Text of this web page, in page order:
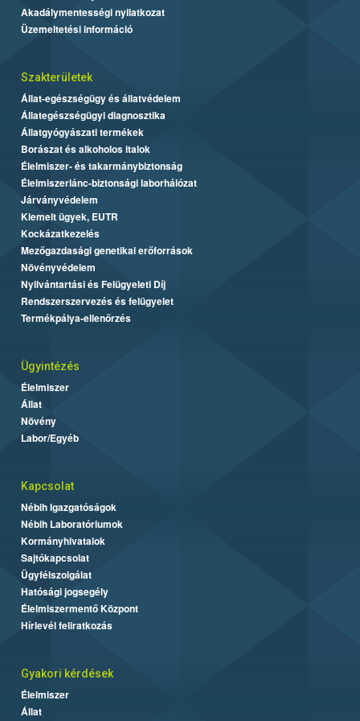
Akadálymentességi nyilatkozat
Üzemeltetési információ
Szakterületek
Állat-egészségügy és állatvédelem
Állategészségügyi diagnosztika
Állatgyógyászati termékek
Borászat és alkoholos italok
Élelmiszer- és takarmánybiztonság
Élelmiszerlánc-biztonsági laborhálózat
Járványvédelem
Kiemelt ügyek, EUTR
Kockázatkezelés
Mezőgazdasági genetikai erőforrások
Növényvédelem
Nyilvántartási és Felügyeleti Díj
Rendszerszervezés és felügyelet
Termékpálya-ellenőrzés
Ügyintézés
Élelmiszer
Állat
Növény
Labor/Egyéb
Kapcsolat
Nébih Igazgatóságok
Nébih Laboratóriumok
Kormányhivatalok
Sajtókapcsolat
Ügyfélszolgálat
Hatósági jogsegély
Élelmiszermentő Központ
Hírlevél feliratkozás
Gyakori kérdések
Élelmiszer
Állat